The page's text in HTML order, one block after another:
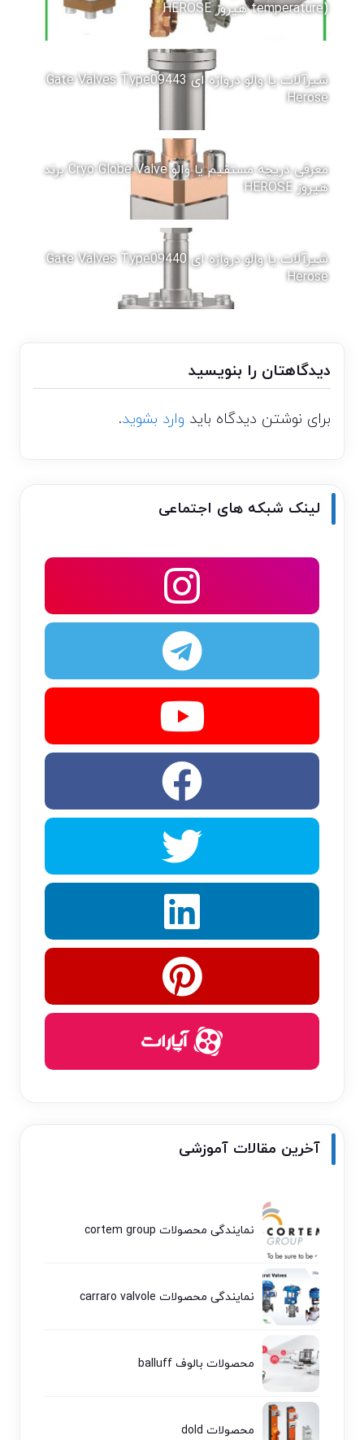
temperature) هیروز HEROSE
شیرآلات یا والو دروازه ای Gate Valves Type09443
Herose
معرفی دریچه مستقیم یا والو Cryo Globe Valve برند
هیروز HEROSE
شیرآلات یا والو دروازه ای Gate Valves Type09440
Herose
دیدگاهتان را بنویسید
برای نوشتن دیدگاه باید وارد بشوید.
لینک شبکه های اجتماعی
آخرین مقالات آموزشی
نمایندگی محصولات cortem group
نمایندگی محصولات carraro valvole
محصولات بالوف balluff
محصولات dold